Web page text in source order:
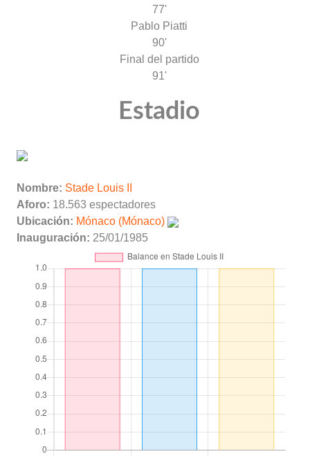
77'
Pablo Piatti
90'
Final del partido
91'
Estadio
Nombre: Stade Louis II
Aforo: 18.563 espectadores
Ubicación: Mónaco (Mónaco)
Inauguración: 25/01/1985